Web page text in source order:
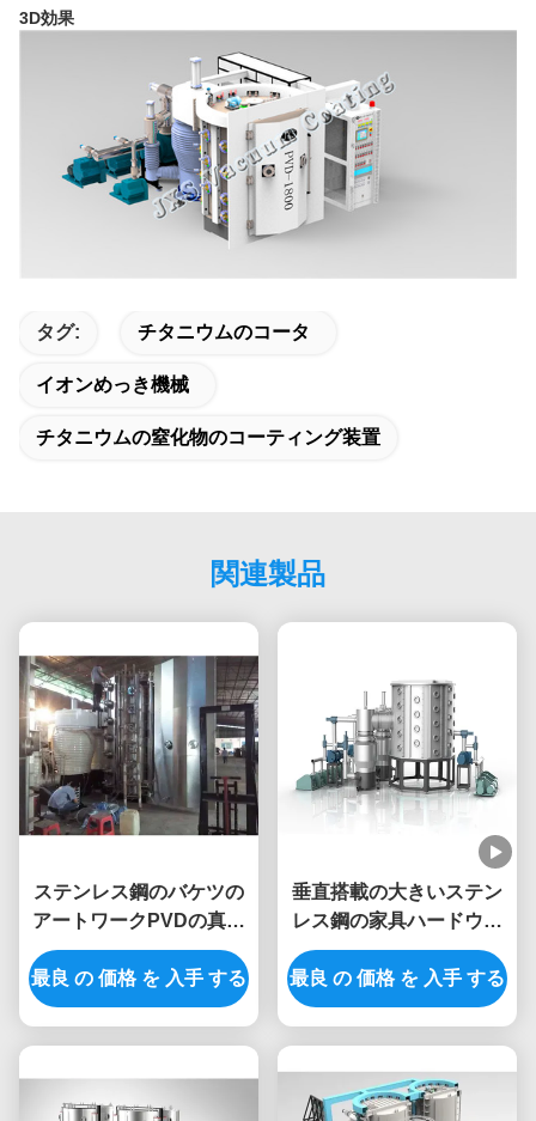
3D効果
タグ: チタニウムのコータ
イオンめっき機械
チタニウムの窒化物のコーティング装置
関連製品
ステンレス鋼のバケツの
アートワークPVDの真空
の金色のためのチタニウ
ムの窒化物のコータ
最良 の 価格 を 入手 する
垂直搭載の大きいステン
レス鋼の家具ハードウェ
ア真空PVDの金張り機械
最良 の 価格 を 入手 する